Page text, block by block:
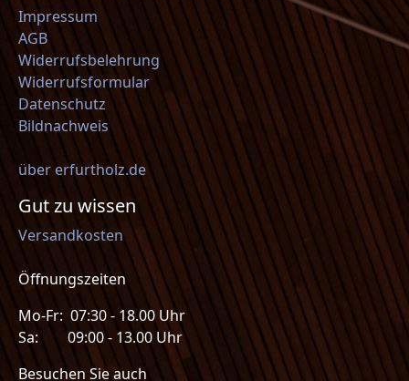
Impressum
AGB
Widerrufsbelehrung
Widerrufsformular
Datenschutz
Bildnachweis
über erfurtholz.de
Gut zu wissen
Versandkosten
Öffnungszeiten
Mo-Fr: 07:30 - 18.00 Uhr
Sa: 09:00 - 13.00 Uhr
Besuchen Sie auch